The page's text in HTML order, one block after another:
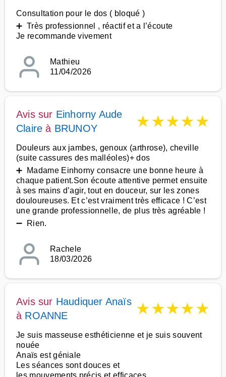
Consultation pour le dos ( bloqué )
➕ Très professionnel , réactif et a l’écoute
Je recommande vivement
Mathieu
11/04/2026
Avis sur Einhorny Aude
Claire à BRUNOY ★★★★★
Douleurs aux jambes, genoux (arthrose), cheville
(suite cassures des malléoles)+ dos
➕ Madame Einhorny consacre une bonne heure à
chaque patient.Son écoute attentive permet ensuite
à ses mains d’agir, tout en douceur, sur les zones
douloureuses. Et c’est vraiment très efficace ! C’est
une grande professionnelle, de plus très agréable !
➖ Rien.
Rachele
18/03/2026
Avis sur Haudiquer Anaïs
à ROANNE ★★★★★
Je suis masseuse esthéticienne et je suis souvent
nouée
Anaïs est géniale
Les séances sont douces et
les mouvements précis et efficaces